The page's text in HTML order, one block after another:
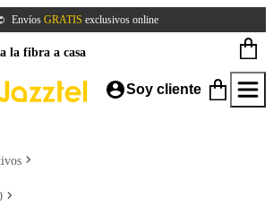
Envíos GRATIS exclusivos online
la fibra a casa
Soy cliente